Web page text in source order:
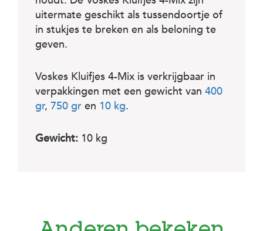
uitermate geschikt als tussendoortje of
in stukjes te breken en als beloning te
geven.
Voskes Kluifjes 4-Mix is verkrijgbaar in
verpakkingen met een gewicht van 400
gr, 750 gr en 10 kg.
Gewicht: 10 kg